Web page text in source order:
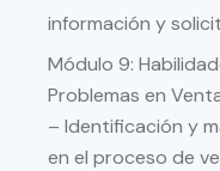
información y
Módulo 9:
Problemas en
– Identificación y
en el proceso de